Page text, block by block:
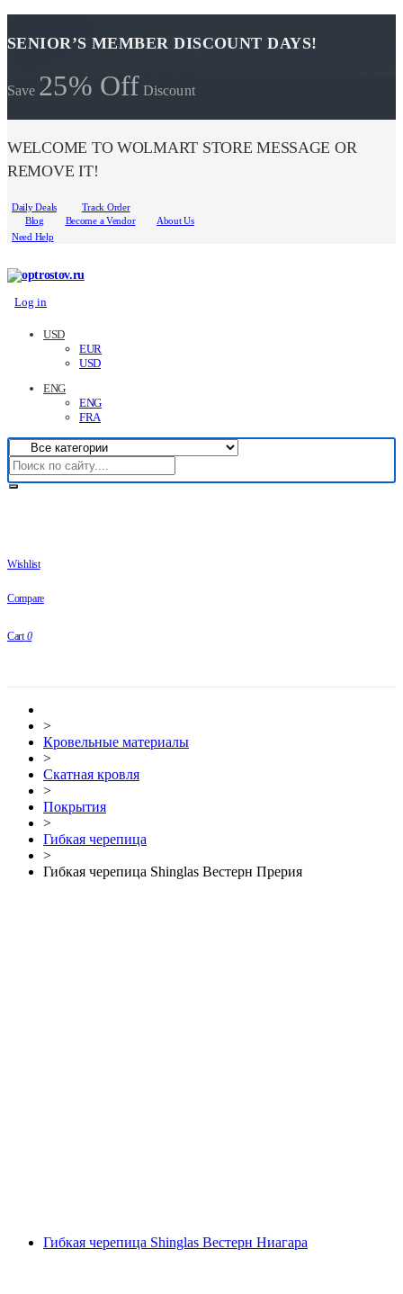
SENIOR’S MEMBER DISCOUNT DAYS!
Save 25% Off Discount
WELCOME TO WOLMART STORE MESSAGE OR
REMOVE IT!
Daily Deals
Track Order
Blog
Become a Vendor
About Us
Need Help
Log in
USD
EUR
USD
ENG
ENG
FRA
Wishlist
Compare
Cart 0
>
Кровельные материалы
>
Скатная кровля
>
Покрытия
>
Гибкая черепица
>
Гибкая черепица Shinglas Вестерн Прерия
Гибкая черепица Shinglas Вестерн Ниагара